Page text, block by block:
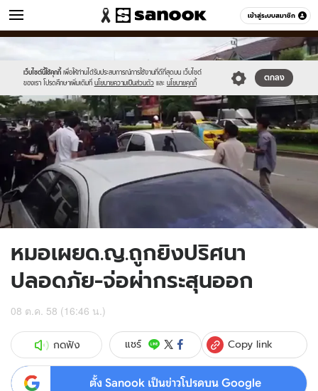
เข้าสู่ระบบสมาชิก
ข่าว หมวดอื่นๆ
เว็บไซต์นี้ใช้คุกกี้ เพื่อให้ท่านได้รับประสบการณ์การใช้งานที่ดีที่สุดบน เว็บไซต์
ของเรา โปรดศึกษาเพิ่มเติมที่ นโยบายความเป็นส่วนตัว และ นโยบายคุกกี้
ตกลง
Sanook
//s.isanook.com/sr/0/images/logo-
new-
sanook.png
600
//s.isanook.com/ns/0/ud/375/1879118/651140-
01.jpg
หมอเผยด.ญ.ถูกยิงปริศนา
ปลอดภัย-จ่อผ่ากระสุนออก
08 ต.ค. 58 (16:46 น.)
กดฟัง แชร์ Copy link
ตั้ง Sanook เป็นข่าวโปรดบน Google